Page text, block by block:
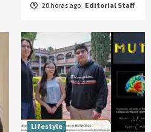
20 horas ago Editorial Staff
Lifestyle